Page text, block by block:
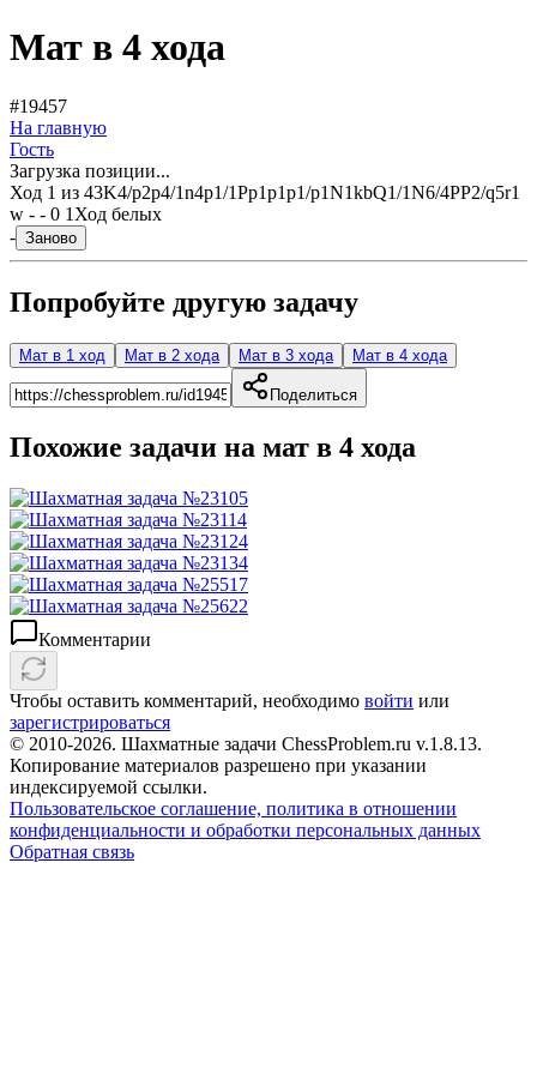
Мат в 4 хода
#19457
На главную
Гость
Загрузка позиции...
Ход 1 из 43K4/p2p4/1n4p1/1Pp1p1p1/p1N1kbQ1/1N6/4PP2/q5r1
w - - 0 1 Ход белых
- Заново
Попробуйте другую задачу
Мат в 1 ход Мат в 2 хода Мат в 3 хода Мат в 4 хода
Поделиться
Похожие задачи на мат в 4 хода
Комментарии
Чтобы оставить комментарий, необходимо войти или
зарегистрироваться
© 2010-2026. Шахматные задачи ChessProblem.ru v.1.8.13.
Копирование материалов разрешено при указании
индексируемой ссылки.
Пользовательское соглашение, политика в отношении
конфиденциальности и обработки персональных данных
Обратная связь